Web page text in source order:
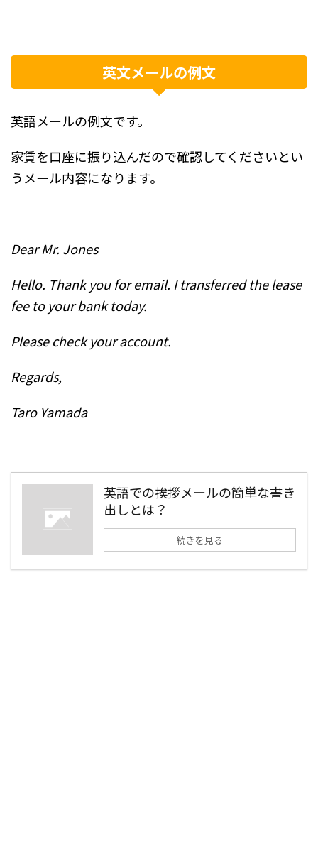
英文メールの例文
英語メールの例文です。
家賃を口座に振り込んだので確認してくださいとい
うメール内容になります。
Dear Mr. Jones
Hello. Thank you for email. I transferred the lease
fee to your bank today.
Please check your account.
Regards,
Taro Yamada
英語での挨拶メールの簡単な書き
出しとは？
続きを見る